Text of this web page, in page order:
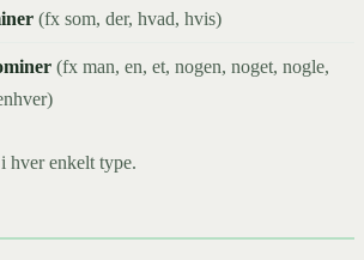
(fx som, der, hvad, hvis)
(fx man, en, et, nogen, noget, nogle,
hver enkelt type.